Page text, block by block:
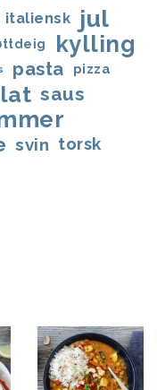
italiensk
jul
kylling
pasta pizza
saus
svin torsk